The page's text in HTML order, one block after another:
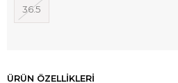
36.5
ÜRÜN ÖZELLIKLERI